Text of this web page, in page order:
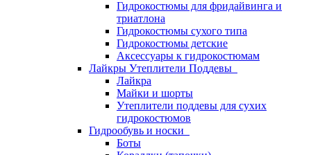
Гидрокостюмы для фридайвинга и
триатлона
Гидрокостюмы сухого типа
Гидрокостюмы детские
Аксессуары к гидрокостюмам
Лайкры Утеплители Поддевы
Лайкра
Майки и шорты
Утеплители поддевы для сухих
гидрокостюмов
Гидрообувь и носки
Боты